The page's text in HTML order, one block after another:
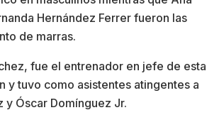
Hernández Ferrer fueron las
de marras.
fue el entrenador en jefe de esta
y tuvo como asistentes atingentes a
y Óscar Domínguez Jr.